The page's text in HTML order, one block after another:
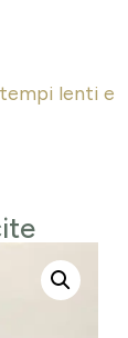
lenti e